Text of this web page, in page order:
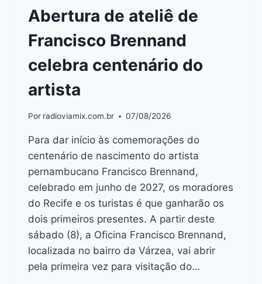
Abertura de ateliê de
Francisco Brennand
celebra centenário do
artista
Por radioviamix.com.br 07/08/2026
Para dar início às comemorações do
centenário de nascimento do artista
pernambucano Francisco Brennand,
celebrado em junho de 2027, os moradores
do Recife e os turistas é que ganharão os
dois primeiros presentes. A partir deste
sábado (8), a Oficina Francisco Brennand,
localizada no bairro da Várzea, vai abrir
pela primeira vez para visitação do…